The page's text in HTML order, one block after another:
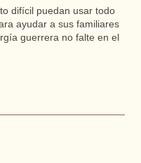
difícil puedan usar todo
ayudar a sus familiares
guerrera no falte en el